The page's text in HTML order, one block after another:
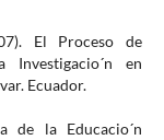
El Proceso de
Investigacio´n en
Ecuador.
de la Educacio´n